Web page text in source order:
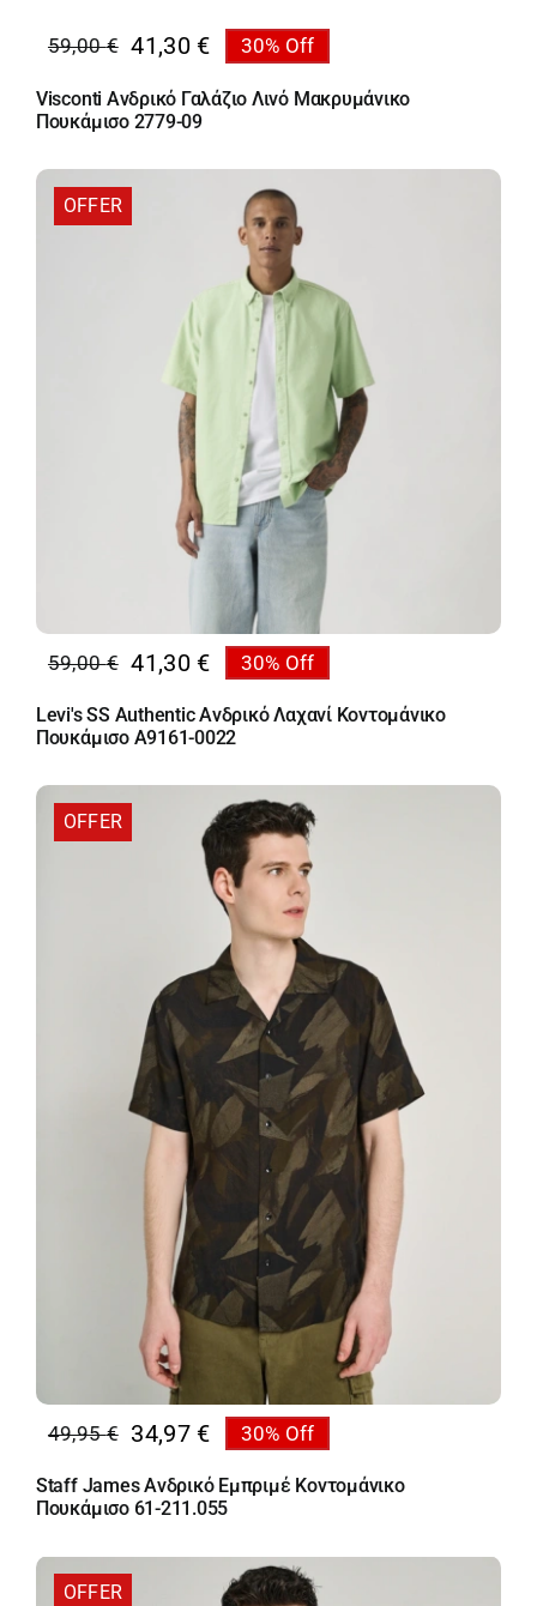
59,00€
Original
price
was:
41,30 €
Η
τρέχουσα
τιμή
41,30 €.
30% Off
Visconti Ανδρικό Γαλάζιο Λινό Μακρυμάνικο
Πουκάμισο 2779-09
OFFER
59,00€
Original
price
was:
41,30 €
Η
τρέχουσα
τιμή
41,30 €.
30% Off
Levi's SS Authentic Ανδρικό Λαχανί Κοντομάνικο
Πουκάμισο A9161-0022
OFFER
49,95€
Original
price
was:
34,97 €
Η
τρέχουσα
τιμή
34,97 €.
30% Off
Staff James Ανδρικό Εμπριμέ Κοντομάνικο
Πουκάμισο 61-211.055
OFFER